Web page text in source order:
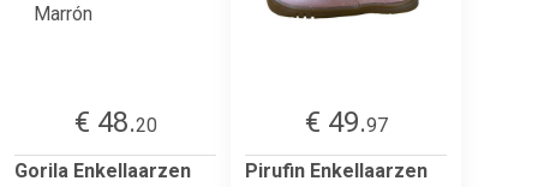
€ 48.20
Gorila Enkellaarzen
€ 49.97
Pirufin Enkellaarzen